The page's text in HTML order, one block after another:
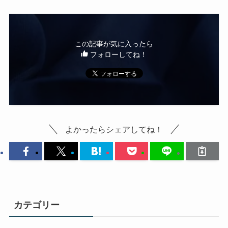
この記事が気に入ったら
フォローしてね！
よかったらシェアしてね！
カテゴリー